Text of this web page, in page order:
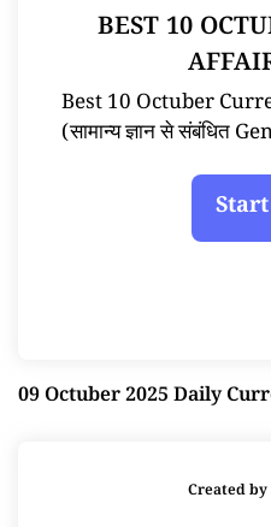
BEST 10
Best 10 Octuber
(सामान्य ज्ञान से संबंधित
09 Octuber 2025 Daily
Created by